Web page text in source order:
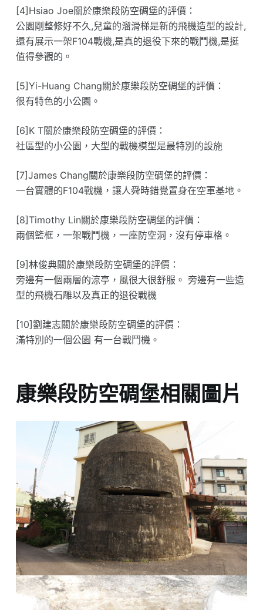
[4]Hsiao Joe關於康樂段防空碉堡的評價：
公園剛整修好不久,兒童的溜滑梯是新的飛機造型的設計,
還有展示一架F104戰機,是真的退役下來的戰鬥機,是挺
值得參觀的。
[5]Yi-Huang Chang關於康樂段防空碉堡的評價：
很有特色的小公園。
[6]K T關於康樂段防空碉堡的評價：
社區型的小公園，大型的戰機模型是最特別的設施
[7]James Chang關於康樂段防空碉堡的評價：
一台實體的F104戰機，讓人舜時錯覺置身在空軍基地。
[8]Timothy Lin關於康樂段防空碉堡的評價：
兩個籃框，一架戰鬥機，一座防空洞，沒有停車格。
[9]林俊典關於康樂段防空碉堡的評價：
旁邊有一個兩層的涼亭，風很大很舒服。 旁邊有一些造
型的飛機石雕以及真正的退役戰機
[10]劉建志關於康樂段防空碉堡的評價：
滿特別的一個公園 有一台戰鬥機。
康樂段防空碉堡相關圖片